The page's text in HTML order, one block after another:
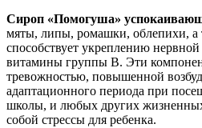
Сироп «Помогуша»
мяты, липы, ромашки, облепихи, а
способствует укреплению
витамины группы В. Эти
тревожностью, повышенной
адаптационного периода при
школы, и любых других
собой стрессы для ребенка.